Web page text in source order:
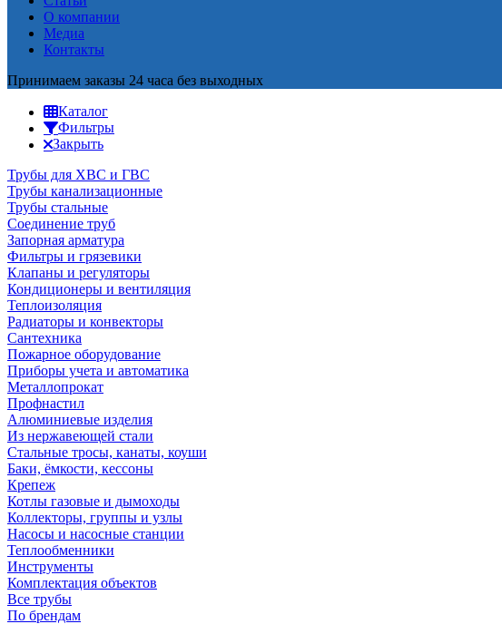
О компании
Медиа
Контакты
Принимаем заказы 24 часа без выходных
Каталог
Фильтры
Закрыть
Трубы для ХВС и ГВС
Трубы канализационные
Трубы стальные
Соединение труб
Запорная арматура
Фильтры и грязевики
Клапаны и регуляторы
Кондиционеры и вентиляция
Теплоизоляция
Радиаторы и конвекторы
Сантехника
Пожарное оборудование
Приборы учета и автоматика
Металлопрокат
Профнастил
Алюминиевые изделия
Из нержавеющей стали
Стальные тросы, канаты, коуши
Баки, ёмкости, кессоны
Крепеж
Котлы газовые и дымоходы
Коллекторы, группы и узлы
Насосы и насосные станции
Теплообменники
Инструменты
Комплектация объектов
Все трубы
По брендам